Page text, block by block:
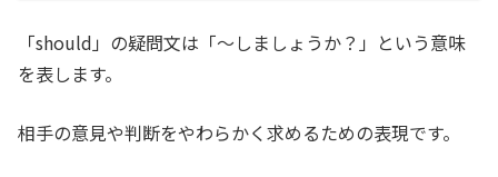
「should」の疑問文は「～しましょうか？」という意味
を表します。
相手の意見や判断をやわらかく求めるための表現です。